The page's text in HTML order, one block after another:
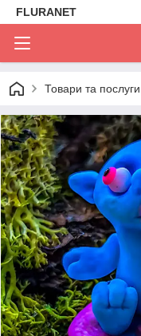
FLURANET
Товари та послуги